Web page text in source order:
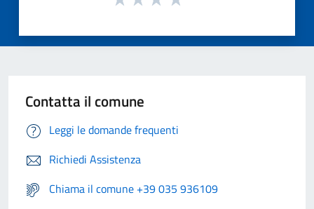
Contatta il comune
Leggi le domande frequenti
Richiedi Assistenza
Chiama il comune +39 035 936109